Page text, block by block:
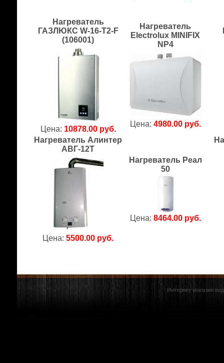
Нагреватель
ГАЗЛЮКС W-16-T2-F
(106001)
Цена: 10878.00 руб.
Нагреватель
Electrolux MINIFIX
NP4
Цена: 4980.00 руб.
Нагреватель Алинтер
АВГ-12Т
Цена:5500.00 руб.
Нагреватель Реал
50
Цена: 8464.00 руб.
Интернет-магазин